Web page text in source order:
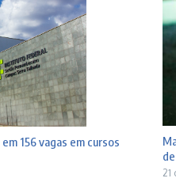
156 vagas em cursos
21